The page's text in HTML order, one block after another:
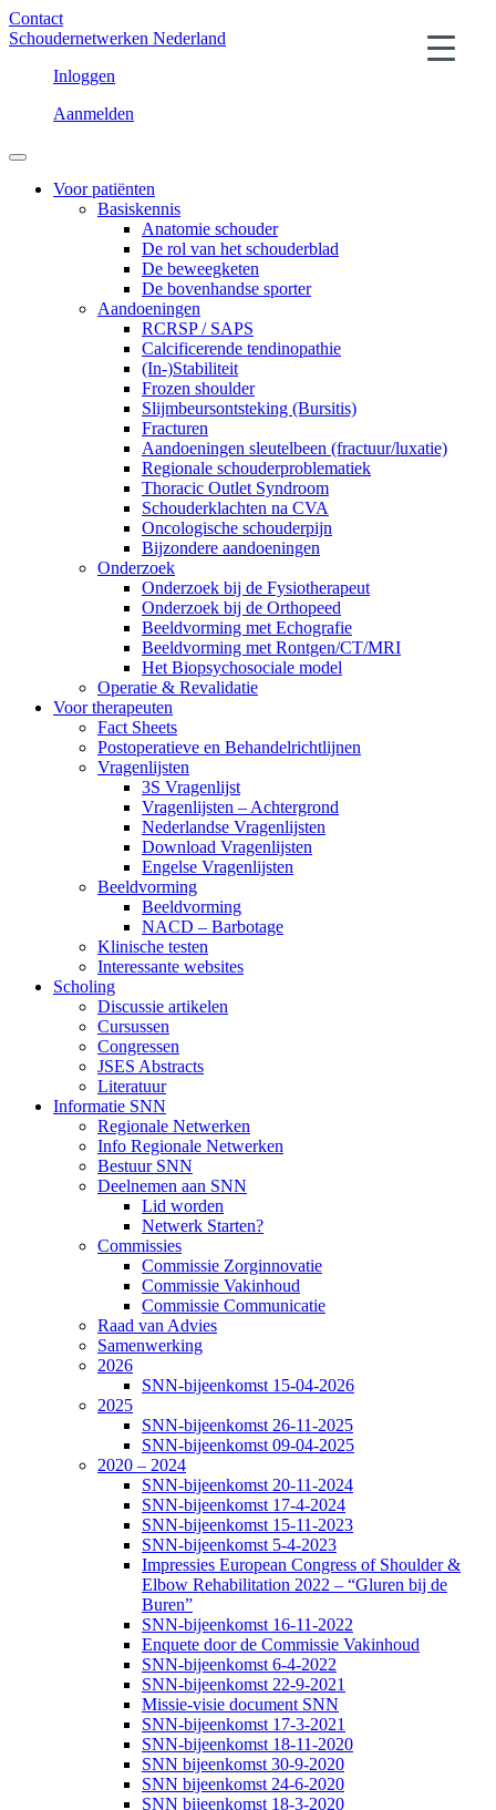
Contact
Schoudernetwerken Nederland
Inloggen
Aanmelden
Voor patiënten
Basiskennis
Anatomie schouder
De rol van het schouderblad
De beweegketen
De bovenhandse sporter
Aandoeningen
RCRSP / SAPS
Calcificerende tendinopathie
(In-)Stabiliteit
Frozen shoulder
Slijmbeursontsteking (Bursitis)
Fracturen
Aandoeningen sleutelbeen (fractuur/luxatie)
Regionale schouderproblematiek
Thoracic Outlet Syndroom
Schouderklachten na CVA
Oncologische schouderpijn
Bijzondere aandoeningen
Onderzoek
Onderzoek bij de Fysiotherapeut
Onderzoek bij de Orthopeed
Beeldvorming met Echografie
Beeldvorming met Rontgen/CT/MRI
Het Biopsychosociale model
Operatie & Revalidatie
Voor therapeuten
Fact Sheets
Postoperatieve en Behandelrichtlijnen
Vragenlijsten
3S Vragenlijst
Vragenlijsten – Achtergrond
Nederlandse Vragenlijsten
Download Vragenlijsten
Engelse Vragenlijsten
Beeldvorming
Beeldvorming
NACD – Barbotage
Klinische testen
Interessante websites
Scholing
Discussie artikelen
Cursussen
Congressen
JSES Abstracts
Literatuur
Informatie SNN
Regionale Netwerken
Info Regionale Netwerken
Bestuur SNN
Deelnemen aan SNN
Lid worden
Netwerk Starten?
Commissies
Commissie Zorginnovatie
Commissie Vakinhoud
Commissie Communicatie
Raad van Advies
Samenwerking
2026
SNN-bijeenkomst 15-04-2026
2025
SNN-bijeenkomst 26-11-2025
SNN-bijeenkomst 09-04-2025
2020 – 2024
SNN-bijeenkomst 20-11-2024
SNN-bijeenkomst 17-4-2024
SNN-bijeenkomst 15-11-2023
SNN-bijeenkomst 5-4-2023
Impressies European Congress of Shoulder &
Elbow Rehabilitation 2022 – “Gluren bij de
Buren”
SNN-bijeenkomst 16-11-2022
Enquete door de Commissie Vakinhoud
SNN-bijeenkomst 6-4-2022
SNN-bijeenkomst 22-9-2021
Missie-visie document SNN
SNN-bijeenkomst 17-3-2021
SNN-bijeenkomst 18-11-2020
SNN bijeenkomst 30-9-2020
SNN bijeenkomst 24-6-2020
SNN bijeenkomst 18-3-2020